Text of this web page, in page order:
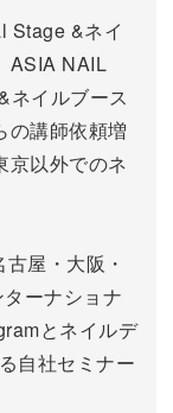
Stage &ネイ
ASIA NAIL
ネイルブース
の講師依頼増
京以外でのネ
屋・大阪・
ーナショナ
とネイルデ
自社セミナー